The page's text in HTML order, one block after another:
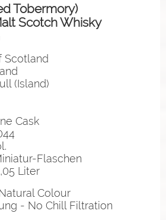
Tobermory)
Scotch Whisky
Scotland
(Island)
Cask
Flaschen
Liter
Colour
- No Chill Filtration